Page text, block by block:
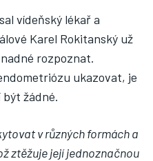
vídeňský lékař a
Karel Rokitanský už
rozpoznat.
ukazovat, je
být žádné.
v různých formách a
ztěžuje její jednoznačnou